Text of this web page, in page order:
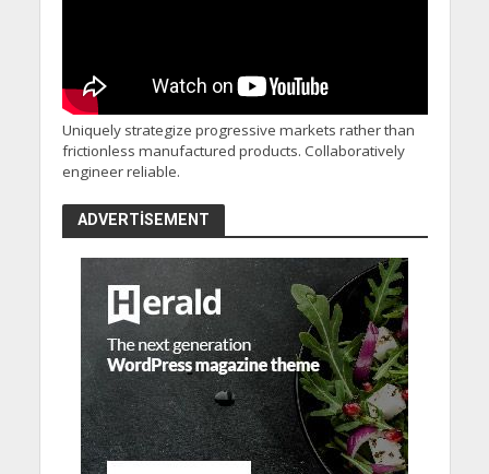
Uniquely strategize progressive markets rather than
frictionless manufactured products. Collaboratively
engineer reliable.
ADVERTISEMENT